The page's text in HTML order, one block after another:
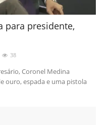
para presidente,
38
Coronel Medina
ouro, espada e uma pistola